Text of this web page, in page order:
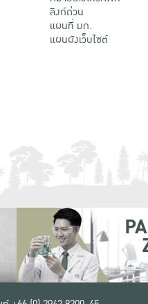
ลิงก์ด่วน
แผนที่ มก.
แผนผังเว็บไซต์